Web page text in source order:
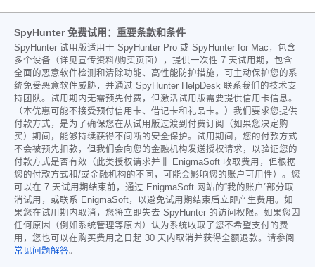
SpyHunter 免费试用：重要条款和条件
SpyHunter 试用版适用于 SpyHunter Pro 或 SpyHunter for Mac，包含
多个设备（详见宣传资料/购买页面），提供一次性 7 天试用期，包含
全面的恶意软件检测和清除功能、高性能防护措施，可主动保护您的系
统免受恶意软件威胁，并通过 SpyHunter HelpDesk 联系我们的技术支
持团队。试用期内无需预先付费，但激活试用版需要提供信用卡信息。
（本优惠可能不接受预付信用卡、借记卡和礼品卡。）我们要求您提供
付款方式，是为了确保您在从试用版过渡到付费订阅（如果您决定购
买）期间，能够持续获得不间断的安全保护。试用期间，您的付款方式
不会被预先扣款，但我们会向您的金融机构发送授权请求，以验证您的
付款方式是否有效（此类授权请求并非 EnigmaSoft 收取费用，但根据
您的付款方式和/或金融机构的不同，可能会影响您的账户可用性）。您
可以在 7 天试用期结束前，通过 EnigmaSoft 网站的“我的账户”部分取
消试用，或联系 EnigmaSoft，以避免试用期结束后立即产生费用。如
果您在试用期内取消，您将立即失去 SpyHunter 的访问权限。如果您因
任何原因（例如系统管理等原因）认为系统收取了您不希望支付的费
用，您也可以在购买费用之日起 30 天内取消并获得全额退款。请参阅
常见问题解答。